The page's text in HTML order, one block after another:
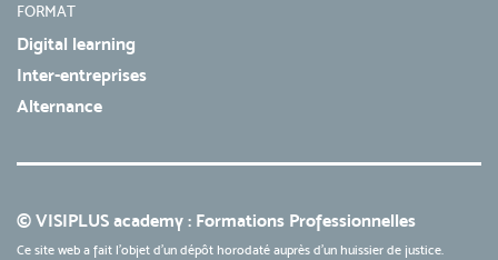
FORMAT
Digital learning
Inter-entreprises
Alternance
© VISIPLUS academy : Formations Professionnelles
Ce site web a fait l'objet d'un dépôt horodaté auprès d'un huissier de justice.